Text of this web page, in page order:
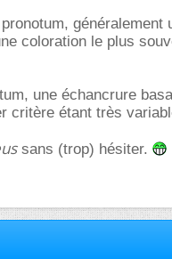
généralement
coloration le plus
une échancrure
critère étant très
sans (trop) hésiter.